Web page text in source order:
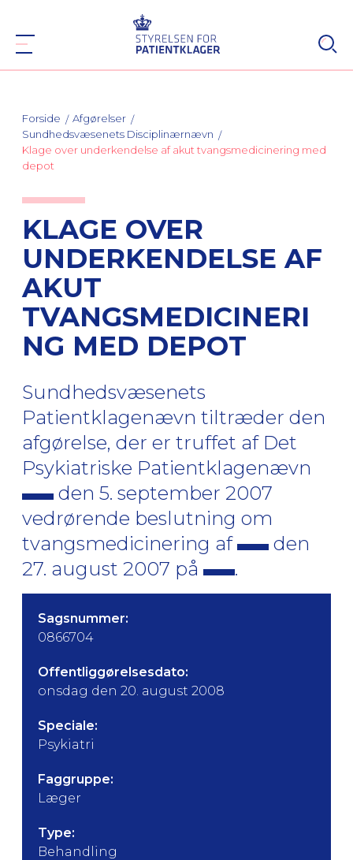
Forside
Afgørelser
Sundhedsvæsenets Disciplinærnævn
Klage over underkendelse af akut tvangsmedicinering med
depot
KLAGE OVER
UNDERKENDELSE AF
AKUT
TVANGSMEDICINERI
NG MED DEPOT
Sundhedsvæsenets
Patientklagenævn tiltræder den
afgørelse, der er truffet af Det
Psykiatriske Patientklagenævn
den 5. september 2007
vedrørende beslutning om
tvangsmedicinering af
den
27. august 2007 på
.
Sagsnummer:
0866704
Offentliggørelsesdato:
onsdag den 20. august 2008
Speciale:
Psykiatri
Faggruppe:
Læger
Type:
Behandling